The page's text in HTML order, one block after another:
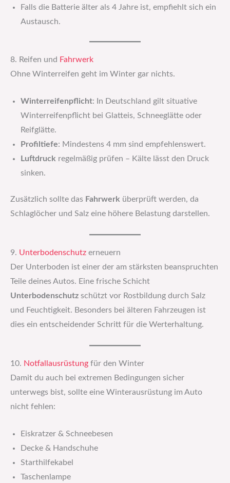
Falls die Batterie älter als 4 Jahre ist, empfiehlt sich ein
Austausch.
8. Reifen und Fahrwerk
Ohne Winterreifen geht im Winter gar nichts.
Winterreifenpflicht: In Deutschland gilt situative
Winterreifenpflicht bei Glatteis, Schneeglätte oder
Reifglätte.
Profiltiefe: Mindestens 4 mm sind empfehlenswert.
Luftdruck regelmäßig prüfen – Kälte lässt den Druck
sinken.
Zusätzlich sollte das Fahrwerk überprüft werden, da
Schlaglöcher und Salz eine höhere Belastung darstellen.
9. Unterbodenschutz erneuern
Der Unterboden ist einer der am stärksten beanspruchten
Teile deines Autos. Eine frische Schicht
Unterbodenschutz schützt vor Rostbildung durch Salz
und Feuchtigkeit. Besonders bei älteren Fahrzeugen ist
dies ein entscheidender Schritt für die Werterhaltung.
10. Notfallausrüstung für den Winter
Damit du auch bei extremen Bedingungen sicher
unterwegs bist, sollte eine Winterausrüstung im Auto
nicht fehlen:
Eiskratzer & Schneebesen
Decke & Handschuhe
Starthilfekabel
Taschenlampe